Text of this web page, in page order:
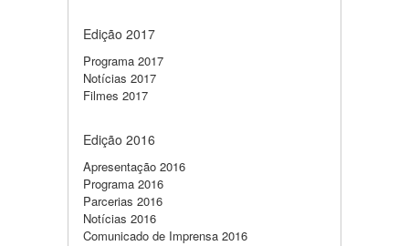
Edição 2017
Programa 2017
Notícias 2017
Filmes 2017
Edição 2016
Apresentação 2016
Programa 2016
Parcerias 2016
Notícias 2016
Comunicado de Imprensa 2016